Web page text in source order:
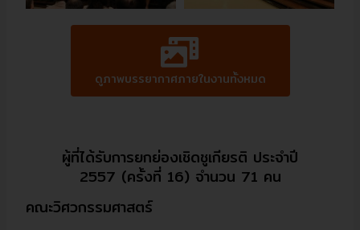
ดูภาพบรรยากาศภายในงานทั้งหมด
ผู้ที่ได้รับการยกย่องเชิดชูเกียรติ ประจำปี
2557 (ครั้งที่ 16) จำนวน 71 คน
คณะวิศวกรรมศาสตร์